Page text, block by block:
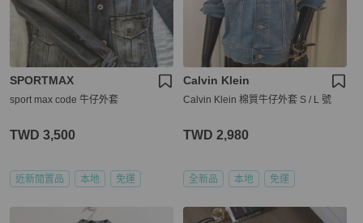
SPORTMAX
sport max code 牛仔外套
TWD 3,500
近新閒置品 本地 免運
Calvin Klein
Calvin Klein 棉質牛仔外套 S / L 號
TWD 2,980
全新品 本地 免運